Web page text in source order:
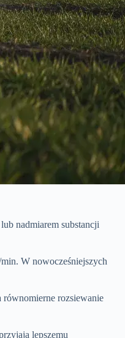
nadmiarem substancji
W nowocześniejszych
równomierne rozsiewanie
lepszemu